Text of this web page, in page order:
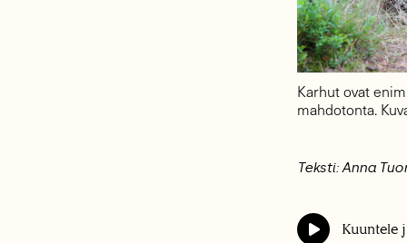
Karhut ovat
mahdotonta.
Teksti: Anna
Kuuntele